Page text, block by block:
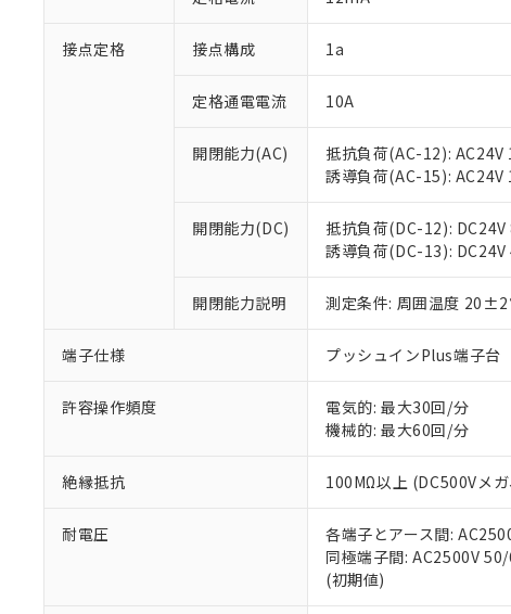
接点定格 接点構成 1a
定格通電電流 10A
開閉能力(AC)
抵抗負荷(AC-12):
誘導負荷(AC-15): AC24V
開閉能力(DC)
抵抗負荷(DC-12):
誘導負荷(DC-13):
開閉能力説明 測定条件: 周囲温度
端子仕様 プッシュインPlus端子台
許容操作頻度
電気的: 最大30回/分
機械的: 最大60回/分
絶縁抵抗 100MΩ以上 (DC500Vメ
耐電圧
各端子とアース間:
同極端子間: AC2500V
(初期値)
本サービスは、
当社制御機器事
い。
正式な納期状況
当社販売員にご
在庫状況および
す。
マイパーツ機能
ている必要があ
お客様が当ウェ
が、当社の製品
いる法人を指しま
*EU RoHS指令（10物質）：
フタル酸ビス(2-エチルヘキ
ル（DBP） 1000ppm以下
但し、RoHS指令で産業用監
フタル酸エステル類の４物
※2 対応予定月
部品在庫の切り替え状
※3 非含有証明書
EU RoHS指令（10物
51物質の非含有証明書
※本証明書は発行日時
また、RoHS指令のフ
混在することから備
既に当社にて対応品
り割愛しております。
「×」：最大均質材料
Pb(鉛) :1000ppm、 Hg(水銀
DEHP(フタル酸ビス(2-エチ
※2 環境保護使用
「ｅ」：有害物質（
味します。
「－」：未確認です
当社は、これら
などの必要な手
ます。
当社は貴社製品
置等に一切使用
当社は、貴社製
たしません。
△ 一定数には
－
在庫なし(
機器販売店
空
受注生産機